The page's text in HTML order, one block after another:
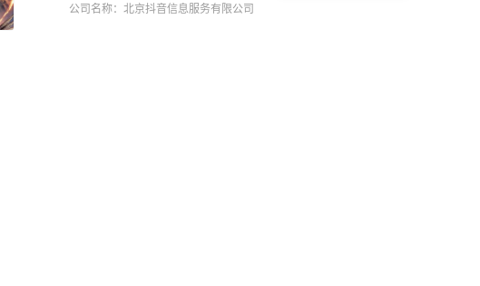
公司名称：北京抖音信息服务有限公司